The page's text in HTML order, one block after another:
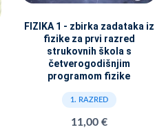
FIZIKA 1 - zbirka zadataka iz
fizike za prvi razred
strukovnih škola s
četverogodišnjim
programom fizike
1. RAZRED
11,00 €